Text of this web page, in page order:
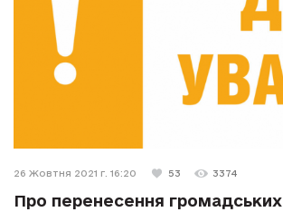
26 Жовтня 2021 г. 16:20 53 3374
Про перенесення громадських